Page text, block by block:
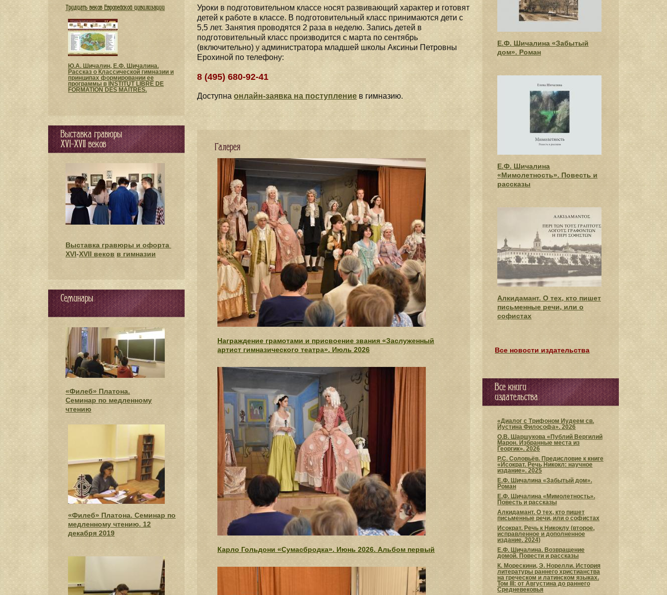
Уроки в подготовительном классе носят развивающий характер и готовят
детей к работе в классе. В подготовительный класс принимаются дети с
5,5 лет. Занятия проводятся 2 раза в неделю. Запись детей в
подготовительный класс производится с марта по сентябрь
(включительно) у администратора младшей школы Аксиньи Петровны
Ерохиной по телефону:
8 (495) 680-92-41
Доступна онлайн-заявка на поступление в гимназию.
Галерея
Награждение грамотами и присвоение звания «Заслуженный
артист гимназического театра». Июль 2026
Карло Гольдони «Сумасбродка». Июнь 2026. Альбом первый
Тридцать веков Европейской цивилизации
Ю.А. Шичалин, Е.Ф. Шичалина.
Рассказ о Классической гимназии и
принципах формировании ее
программы в INSTITUT LIBRE DE
FORMATION DES MAÎTRES.
Выставка гравюры
XVI-XVII веков
Выставка гравюры и офорта
XVI-XVII веков в гимназии
Семинары
«Филеб» Платона.
Cеминар по медленному
чтению
«Филеб» Платона. Cеминар по
медленному чтению. 12
декабря 2019
Е.Ф. Шичалина «Забытый
дом». Роман
Е.Ф. Шичалина
«Мимолетность». Повесть и
рассказы
Алкидамант. О тех, кто пишет
письменные речи, или о
софистах
Все новости издательства
Все книги
издательства
«Диалог с Трифоном Иудеем св.
Иустина Философа». 2026
О.В. Шаршукова «Публий Вергилий
Марон. Избранные места из
Георгик». 2026
Р.С. Соловьёв. Предисловие к книге
«Исократ. Речь Никокл: научное
издание». 2025
Е.Ф. Шичалина «Забытый дом».
Роман
Е.Ф. Шичалина «Мимолетность».
Повесть и рассказы
Алкидамант. О тех, кто пишет
письменные речи, или о софистах
Исократ. Речь к Никоклу (второе,
исправленное и дополненное
издание. 2024)
Е.Ф. Шичалина. Возвращение
домой. Повести и рассказы
К. Морескини, Э. Норелли. История
литературы раннего христианства
на греческом и латинском языках.
Том III: от Августина до раннего
Средневековья